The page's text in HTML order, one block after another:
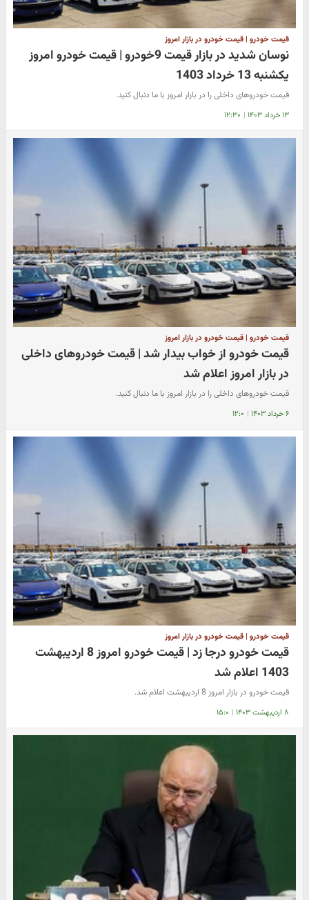
قیمت خودرو | قیمت خودرو در بازار امروز
نوسان شدید در بازار قیمت 9خودرو | قیمت خودرو امروز
یکشنبه 13 خرداد 1403
قیمت خودروهای داخلی را در بازار امروز با ما دنبال کنید.
۱۳ خرداد ۱۴۰۳ | ۱۲:۳۰
قیمت خودرو | قیمت خودرو در بازار امروز
قیمت خودرو از خواب بیدار شد | قیمت خودروهای داخلی
در بازار امروز اعلام شد
قیمت خودروهای داخلی را در بازار امروز با ما دنبال کنید.
۶ خرداد ۱۴۰۳ | ۱۲:۰
قیمت خودرو | قیمت خودرو در بازار امروز
قیمت خودرو درجا زد | قیمت خودرو امروز 8 اردیبهشت
1403 اعلام شد
قیمت خودرو در بازار امروز 8 اردیبهشت اعلام شد.
۸ اردیبهشت ۱۴۰۳ | ۱۵:۰